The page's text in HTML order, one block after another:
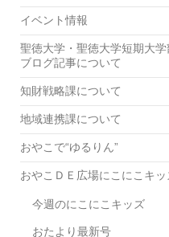
イベント情報
聖徳大学・聖徳大学短期大
ブログ記事について
知財戦略課について
地域連携課について
おやこで“ゆるりん”
おやこＤＥ広場にこにこキッ
今週のにこにこキッズ
おたより最新号